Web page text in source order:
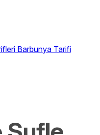
Barbunya Tarifi